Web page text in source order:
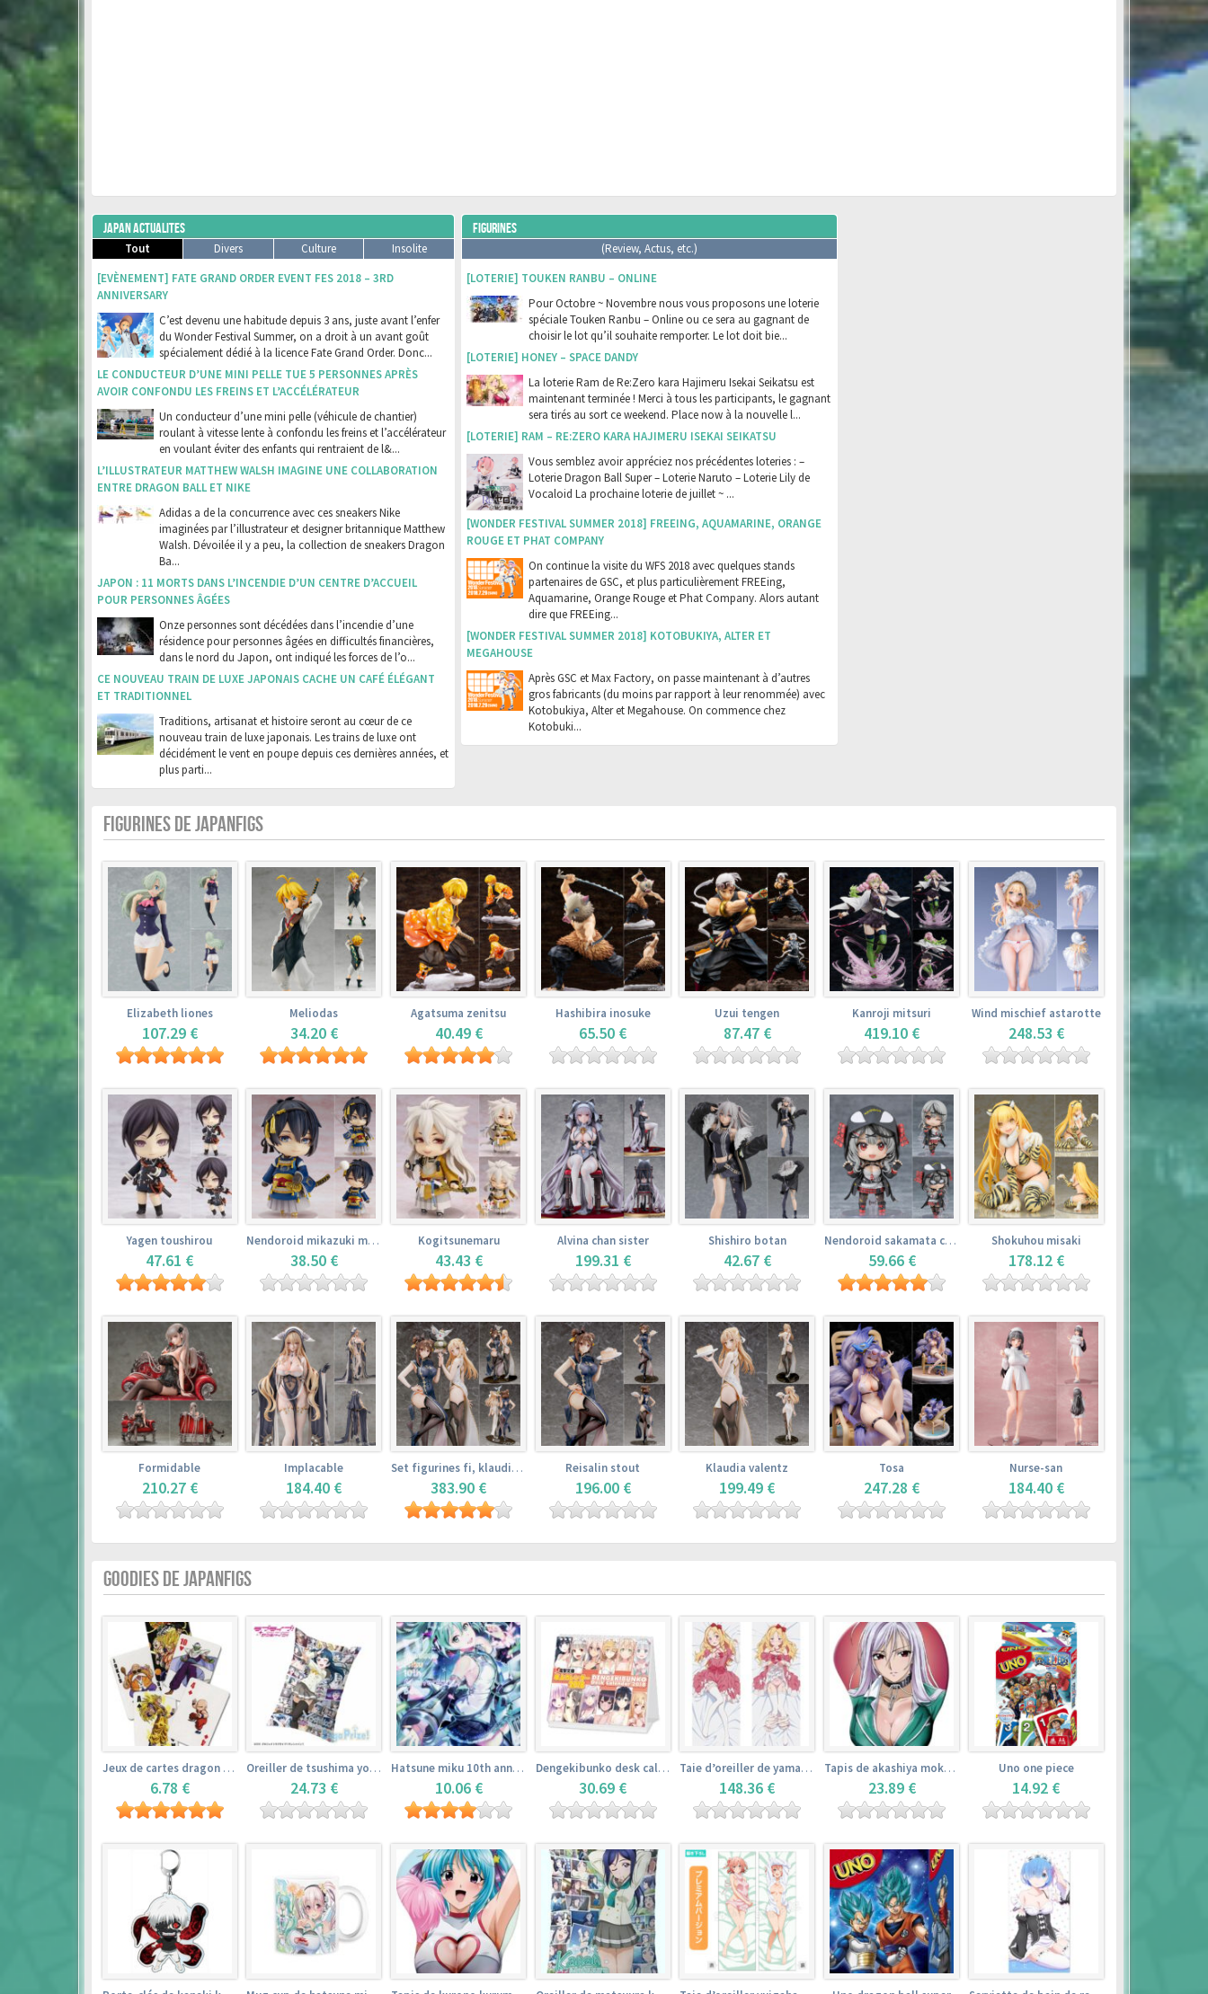
JAPAN ACTUALITES
Tout Divers Culture
Insolite
[EVÈNEMENT] FATE GRAND ORDER EVENT FES 2018 – 3RD
ANNIVERSARY
C’est devenu une habitude depuis 3 ans, juste avant l’enfer
du Wonder Festival Summer, on a droit à un avant goût
spécialement dédié à la licence Fate Grand Order. Donc...
LE CONDUCTEUR D’UNE MINI PELLE TUE 5 PERSONNES APRÈS
AVOIR CONFONDU LES FREINS ET L’ACCÉLÉRATEUR
Un conducteur d’une mini pelle (véhicule de chantier)
roulant à vitesse lente à confondu les freins et l’accélérateur
en voulant éviter des enfants qui rentraient de l&...
L’ILLUSTRATEUR MATTHEW WALSH IMAGINE UNE COLLABORATION
ENTRE DRAGON BALL ET NIKE
Adidas a de la concurrence avec ces sneakers Nike
imaginées par l’illustrateur et designer britannique Matthew
Walsh. Dévoilée il y a peu, la collection de sneakers Dragon
Ba...
JAPON : 11 MORTS DANS L’INCENDIE D’UN CENTRE D’ACCUEIL
POUR PERSONNES ÂGÉES
Onze personnes sont décédées dans l’incendie d’une
résidence pour personnes âgées en difficultés financières,
dans le nord du Japon, ont indiqué les forces de l’o...
CE NOUVEAU TRAIN DE LUXE JAPONAIS CACHE UN CAFÉ ÉLÉGANT
ET TRADITIONNEL
Traditions, artisanat et histoire seront au cœur de ce
nouveau train de luxe japonais. Les trains de luxe ont
décidément le vent en poupe depuis ces dernières années, et
plus parti...
FIGURINES
(Review, Actus, etc.)
[LOTERIE] TOUKEN RANBU – ONLINE
Pour Octobre ~ Novembre nous vous proposons une loterie
spéciale Touken Ranbu – Online ou ce sera au gagnant de
choisir le lot qu’il souhaite remporter. Le lot doit bie...
[LOTERIE] HONEY – SPACE DANDY
La loterie Ram de Re:Zero kara Hajimeru Isekai Seikatsu est
maintenant terminée ! Merci à tous les participants, le gagnant
sera tirés au sort ce weekend. Place now à la nouvelle l...
[LOTERIE] RAM – RE:ZERO KARA HAJIMERU ISEKAI SEIKATSU
Vous semblez avoir appréciez nos précédentes loteries : –
Loterie Dragon Ball Super – Loterie Naruto – Loterie Lily de
Vocaloid La prochaine loterie de juillet ~ ...
[WONDER FESTIVAL SUMMER 2018] FREEING, AQUAMARINE, ORANGE
ROUGE ET PHAT COMPANY
On continue la visite du WFS 2018 avec quelques stands
partenaires de GSC, et plus particulièrement FREEing,
Aquamarine, Orange Rouge et Phat Company. Alors autant
dire que FREEing...
[WONDER FESTIVAL SUMMER 2018] KOTOBUKIYA, ALTER ET
MEGAHOUSE
Après GSC et Max Factory, on passe maintenant à d’autres
gros fabricants (du moins par rapport à leur renommée) avec
Kotobukiya, Alter et Megahouse. On commence chez
Kotobuki...
FIGURINES DE JAPANFIGS
Elizabeth liones
107.29 €
Meliodas
34.20 €
Agatsuma zenitsu
40.49 €
Hashibira inosuke
65.50 €
Uzui tengen
87.47 €
Kanroji mitsuri
419.10 €
Wind mischief astarotte
248.53 €
Yagen toushirou
47.61 €
Nendoroid mikazuki munechika
38.50 €
Kogitsunemaru
43.43 €
Alvina chan sister
199.31 €
Shishiro botan
42.67 €
Nendoroid sakamata chloe
59.66 €
Shokuhou misaki
178.12 €
Formidable
210.27 €
Implacable
184.40 €
Set figurines fi, klaudia valentz, reisalin stout
383.90 €
Reisalin stout
196.00 €
Klaudia valentz
199.49 €
Tosa
247.28 €
Nurse-san
184.40 €
GOODIES DE JAPANFIGS
Jeux de cartes dragon ball
6.78 €
Oreiller de tsushima yoshiko (35cm×53cm) – love live! sunshine!!
24.73 €
Hatsune miku 10th anniversary book
10.06 €
Dengekibunko desk calendar 2018
30.69 €
Taie d’oreiller de yamada elf – eromanga sensei
148.36 €
Tapis de akashiya moka – rosario + vampire
23.89 €
Uno one piece
14.92 €